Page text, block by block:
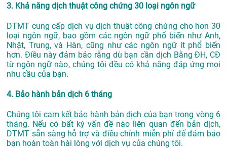
3. Khả năng dịch thuật công chứng 30 loại ngôn ngữ
DTMT cung cấp dịch vụ dịch thuật công chứng cho hơn 30
loại ngôn ngữ, bao gồm các ngôn ngữ phổ biến như Anh,
Nhật, Trung, và Hàn, cũng như các ngôn ngữ ít phổ biến
hơn. Điều này đảm bảo rằng dù bạn cần dịch Bằng ĐH, CĐ
từ ngôn ngữ nào, chúng tôi đều có khả năng đáp ứng mọi
nhu cầu của bạn.
4. Bảo hành bản dịch 6 tháng
Chúng tôi cam kết bảo hành bản dịch của bạn trong vòng 6
tháng. Nếu có bất kỳ vấn đề nào liên quan đến bản dịch,
DTMT sẵn sàng hỗ trợ và điều chỉnh miễn phí để đảm bảo
bạn hoàn toàn hài lòng với dịch vụ của chúng tôi.